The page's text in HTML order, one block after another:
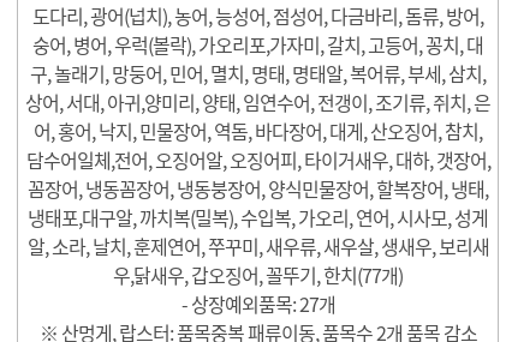
도다리, 광어(넙치), 농어, 능성어, 점성어, 다금바리, 돔류, 방어,
숭어, 병어, 우럭(볼락), 가오리포,가자미, 갈치, 고등어, 꽁치, 대
구, 놀래기, 망둥어, 민어, 멸치, 명태, 명태알, 복어류, 부세, 삼치,
상어, 서대, 아귀,양미리, 양태, 임연수어, 전갱이, 조기류, 쥐치, 은
어, 홍어, 낙지, 민물장어, 역돔, 바다장어, 대게, 산오징어, 참치,
담수어일체,전어, 오징어알, 오징어피, 타이거새우, 대하, 갯장어,
꼼장어, 냉동꼼장어, 냉동붕장어, 양식민물장어, 할복장어, 냉태,
냉태포,대구알, 까치복(밀복), 수입복, 가오리, 연어, 시사모, 성게
알, 소라, 날치, 훈제연어, 쭈꾸미, 새우류, 새우살, 생새우, 보리새
우,닭새우, 갑오징어, 꼴뚜기, 한치(77개)
- 상장예외품목: 27개
※ 산멍게, 랍스터: 품목중복 패류이동, 품목수 2개 품목 감소